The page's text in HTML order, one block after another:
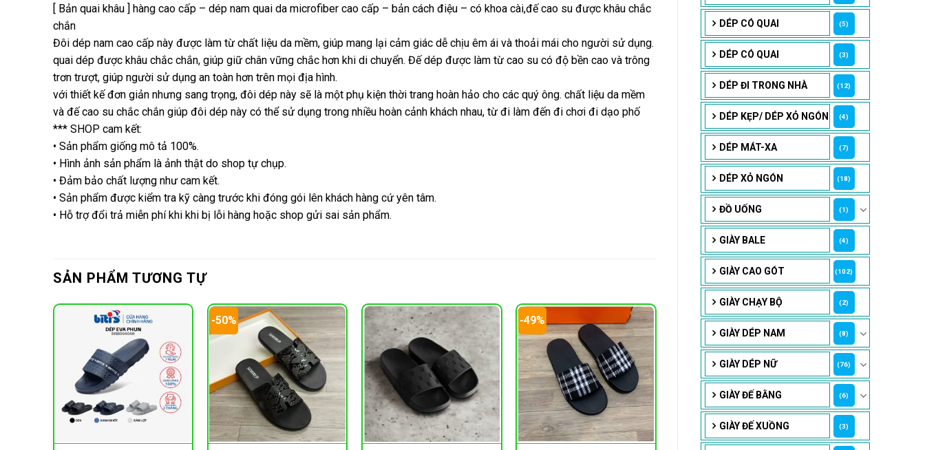
DÉP CÓ QUAI (5)
DÉP CÓ QUAI (3)
DÉP ĐI TRONG NHÀ (12)
DÉP KẸP/ DÉP XỎ NGÓN (4)
DÉP MÁT-XA (7)
DÉP XỎ NGÓN (18)
ĐỒ UỐNG (1)
GIÀY BALE (4)
GIÀY CAO GÓT (102)
GIÀY CHẠY BỘ (2)
GIÀY DÉP NAM (8)
GIÀY DÉP NỮ (76)
GIÀY ĐẾ BẰNG (6)
GIÀY ĐẾ XUỒNG (3)
[ Bản quai khâu ] hàng cao cấp – dép nam quai da microfiber cao cấp – bản cách điệu – có khoa cài,đế cao su được khâu chắc
chắn
Đôi dép nam cao cấp này được làm từ chất liệu da mềm, giúp mang lại cảm giác dễ chịu êm ái và thoải mái cho người sử dụng.
quai dép được khâu chắc chắn, giúp giữ chân vững chắc hơn khi di chuyển. Đế dép được làm từ cao su có độ bền cao và trông
trơn trượt, giúp người sử dụng an toàn hơn trên mọi địa hình.
với thiết kế đơn giản nhưng sang trọng, đôi dép này sẽ là một phụ kiện thời trang hoàn hảo cho các quý ông. chất liệu da mềm
và đế cao su chắc chắn giúp đôi dép này có thể sử dụng trong nhiều hoàn cảnh khách nhau, từ đi làm đến đi chơi đi dạo phố
*** SHOP cam kết:
• Sản phẩm giống mô tả 100%.
• Hình ảnh sản phẩm là ảnh thật do shop tự chụp.
• Đảm bảo chất lượng như cam kết.
• Sản phẩm được kiểm tra kỹ càng trước khi đóng gói lên khách hàng cứ yên tâm.
• Hỗ trợ đổi trả miễn phí khi khi bị lỗi hàng hoặc shop gửi sai sản phẩm.
SẢN PHẨM TƯƠNG TỰ
-50% -49%